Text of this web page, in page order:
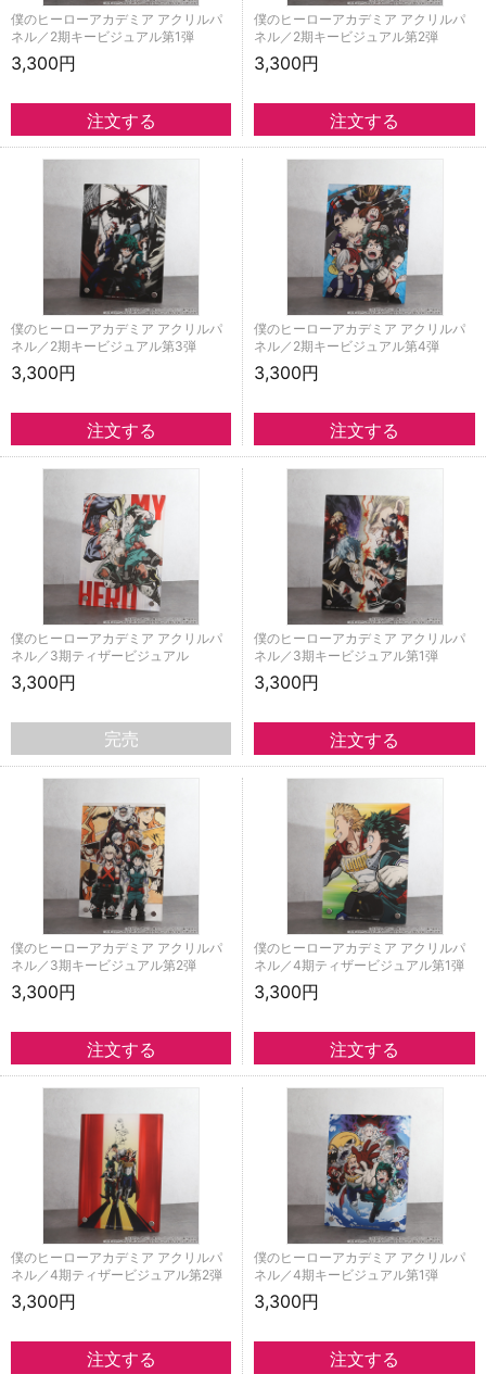
僕のヒーローアカデミア アクリルパ
ネル／2期キービジュアル第1弾
3,300円
僕のヒーローアカデミア アクリルパ
ネル／2期キービジュアル第2弾
3,300円
僕のヒーローアカデミア アクリルパ
ネル／2期キービジュアル第3弾
3,300円
僕のヒーローアカデミア アクリルパ
ネル／2期キービジュアル第4弾
3,300円
僕のヒーローアカデミア アクリルパ
ネル／3期ティザービジュアル
3,300円
完売
僕のヒーローアカデミア アクリルパ
ネル／3期キービジュアル第1弾
3,300円
僕のヒーローアカデミア アクリルパ
ネル／3期キービジュアル第2弾
3,300円
僕のヒーローアカデミア アクリルパ
ネル／4期ティザービジュアル第1弾
3,300円
僕のヒーローアカデミア アクリルパ
ネル／4期ティザービジュアル第2弾
3,300円
僕のヒーローアカデミア アクリルパ
ネル／4期キービジュアル第1弾
3,300円